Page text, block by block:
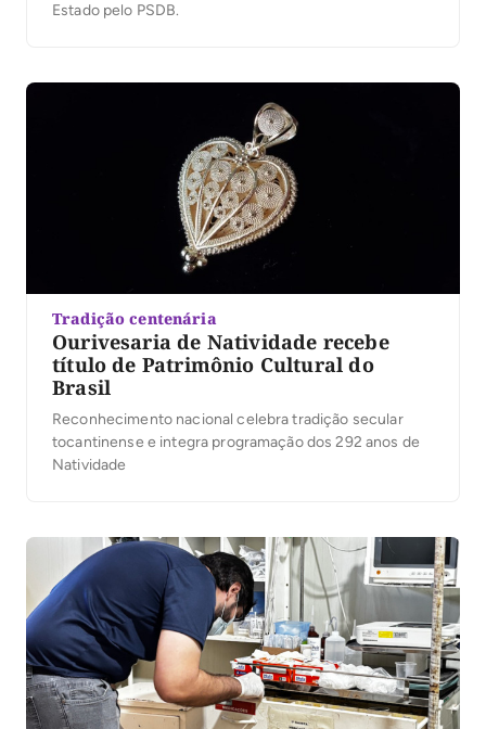
Estado pelo PSDB.
Tradição centenária
Ourivesaria de Natividade recebe
título de Patrimônio Cultural do
Brasil
Reconhecimento nacional celebra tradição secular
tocantinense e integra programação dos 292 anos de
Natividade